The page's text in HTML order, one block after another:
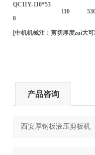
QC11Y-110*53
0
110
[中机机械注：剪切厚度zui大
产品咨询